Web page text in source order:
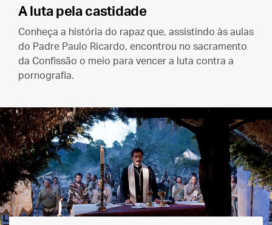
A luta pela castidade
Conheça a história do rapaz que, assistindo às aulas
do Padre Paulo Ricardo, encontrou no sacramento
da Confissão o meio para vencer a luta contra a
pornografia.